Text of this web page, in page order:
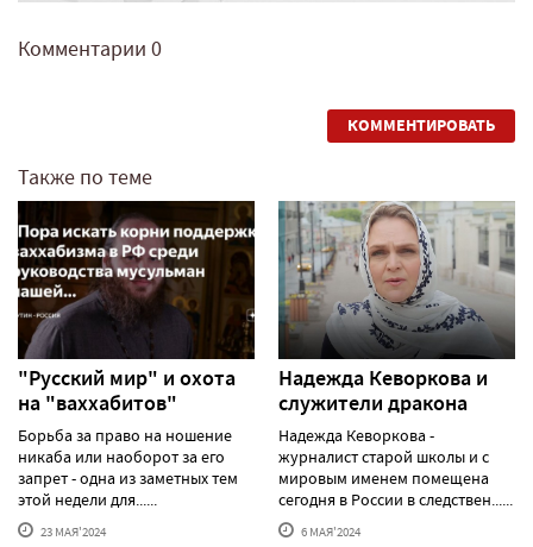
Комментарии 0
КОММЕНТИРОВАТЬ
Также по теме
"Русский мир" и охота
на "ваххабитов"
Борьба за право на ношение
никаба или наоборот за его
запрет - одна из заметных тем
этой недели для......
23 МАЯ'2024
Надежда Кеворкова и
служители дракона
Надежда Кеворкова -
журналист старой школы и с
мировым именем помещена
сегодня в России в следствен......
6 МАЯ'2024